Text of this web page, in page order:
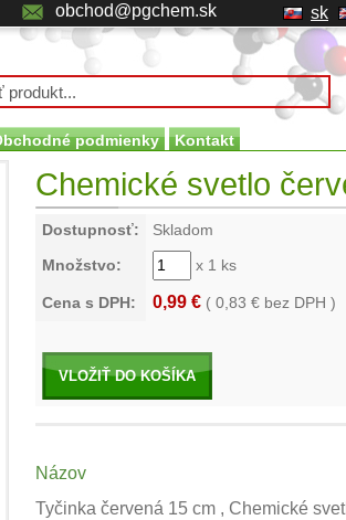
obchod@pgchem.sk sk
podmienky Kontakt
Chemické svetlo
Dostupnosť:
Skladom
Množstvo:
x 1 ks
Cena s DPH: 0,99 € ( 0,83 € bez DPH )
VLOŽIŤ DO KOŠÍKA
Názov
Tyčinka červená 15 cm , Chemické